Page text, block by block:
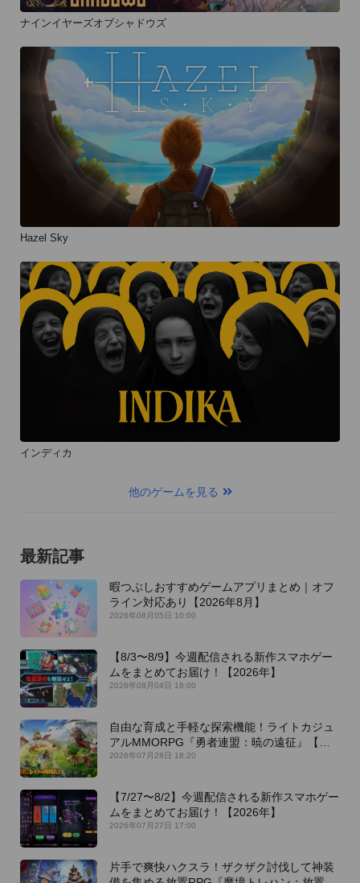
ナインイヤーズオブシャドウズ
Hazel Sky
インディカ
他のゲームを見る
最新記事
暇つぶしおすすめゲームアプリまとめ｜オフ
ライン対応あり【2026年8月】
2026年08月05日 10:00
【8/3〜8/9】今週配信される新作スマホゲー
ムをまとめてお届け！【2026年】
2026年08月04日 16:00
自由な育成と手軽な探索機能！ライトカジュ
アルMMORPG『勇者連盟：暁の遠征』【最
新作PICKUP】
2026年07月28日 18:20
【7/27〜8/2】今週配信される新作スマホゲー
ムをまとめてお届け！【2026年】
2026年07月27日 17:00
片手で爽快ハクスラ！ザクザク討伐して神装